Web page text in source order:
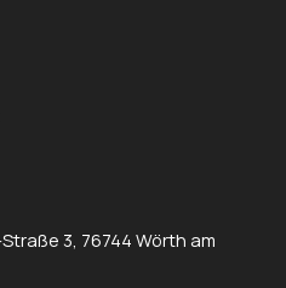
3, 76744 Wörth am